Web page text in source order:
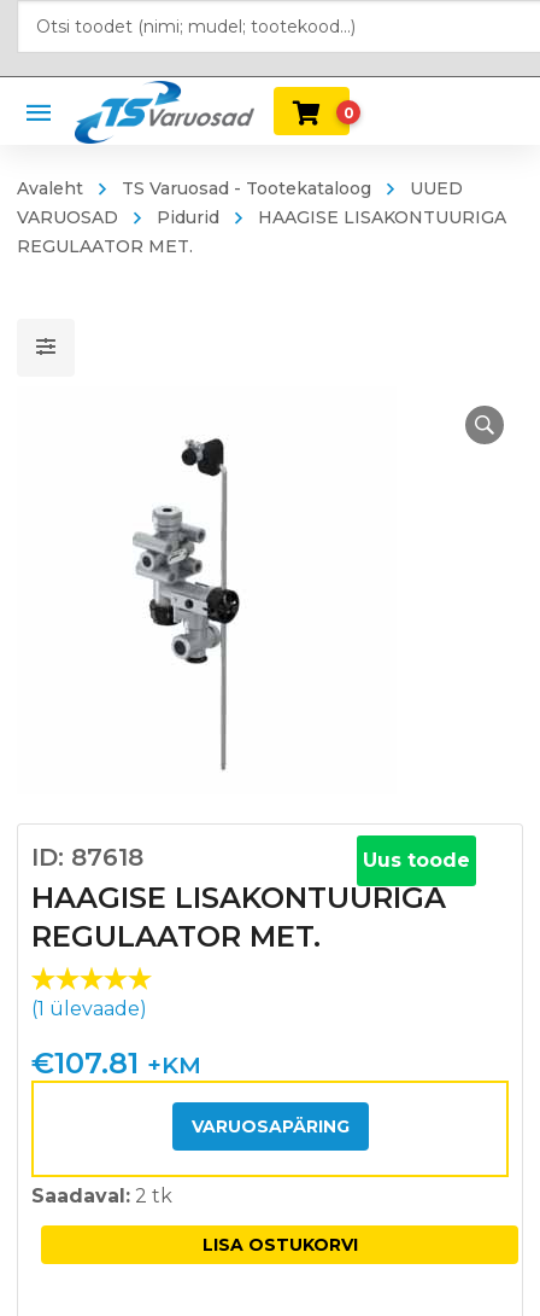
0
Avaleht TS Varuosad - Tootekataloog
UUED
VARUOSAD
Pidurid
HAAGISE LISAKONTUURIGA
REGULAATOR MET.
ID: 87618
HAAGISE LISAKONTUURIGA
REGULAATOR MET.
Uus toode
Hinnatud
5.00
1
kliendi
hinnangu
(1 ülevaade)
€107.81 +KM
VARUOSAPÄRING
Saadaval: 2 tk
LISA OSTUKORVI